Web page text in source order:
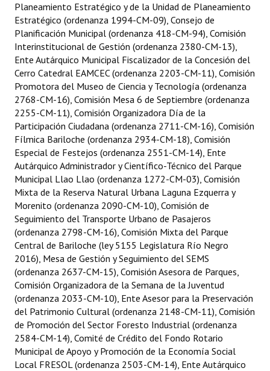
Resoluciones
Resoluciones de Presidencia
INSTITUCIONAL
Antiguos Pobladores
Noticias Destacadas
Registros y Distinciones
Datos Históricos
Premio al Mérito - Registro
Audiencias Públicas - Registro
Mujeres que Dejaron Huellas - Registro
Periodistas Decanos - Registro
Ciudadano Ilustre - Registro
Banca del Vecino - Registro
Huéspedes de Honor - Registro
Antiguos Pobladores - Registro
Planeamiento Estratégico y de la Unidad de Planeamiento
Estratégico (ordenanza 1994-CM-09), Consejo de
Planificación Municipal (ordenanza 418-CM-94), Comisión
Interinstitucional de Gestión (ordenanza 2380-CM-13),
Ente Autárquico Municipal Fiscalizador de la Concesión del
Cerro Catedral EAMCEC (ordenanza 2203-CM-11), Comisión
Promotora del Museo de Ciencia y Tecnología (ordenanza
2768-CM-16), Comisión Mesa 6 de Septiembre (ordenanza
2255-CM-11), Comisión Organizadora Día de la
Participación Ciudadana (ordenanza 2711-CM-16), Comisión
Fílmica Bariloche (ordenanza 2934-CM-18), Comisión
Especial de Festejos (ordenanza 2551-CM-14), Ente
Autárquico Administrador y Científico-Técnico del Parque
Municipal Llao Llao (ordenanza 1272-CM-03), Comisión
Mixta de la Reserva Natural Urbana Laguna Ezquerra y
Morenito (ordenanza 2090-CM-10), Comisión de
Seguimiento del Transporte Urbano de Pasajeros
(ordenanza 2798-CM-16), Comisión Mixta del Parque
Central de Bariloche (ley 5155 Legislatura Río Negro
2016), Mesa de Gestión y Seguimiento del SEMS
(ordenanza 2637-CM-15), Comisión Asesora de Parques,
Comisión Organizadora de la Semana de la Juventud
(ordenanza 2033-CM-10), Ente Asesor para la Preservación
del Patrimonio Cultural (ordenanza 2148-CM-11), Comisión
de Promoción del Sector Foresto Industrial (ordenanza
2584-CM-14), Comité de Crédito del Fondo Rotario
Municipal de Apoyo y Promoción de la Economía Social
Local FRESOL (ordenanza 2503-CM-14), Ente Autárquico